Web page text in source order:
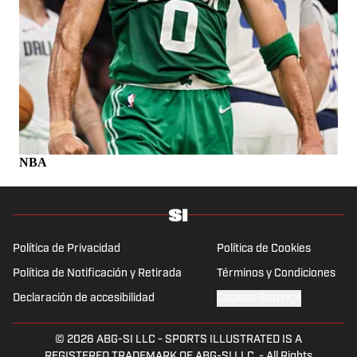
NBA
Política de Privacidad Política de Cookies
Política de Notificación y Retirada Términos y Condiciones
Declaración de accesibilidad
© 2026 ABG-SI LLC - SPORTS ILLUSTRATED IS A